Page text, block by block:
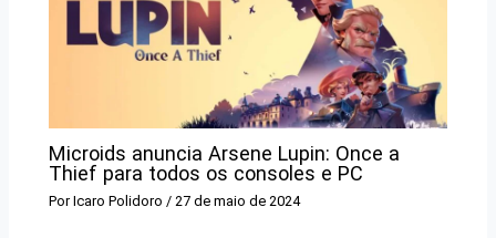
Microids anuncia Arsene Lupin: Once a
Thief para todos os consoles e PC
PorIcaro Polidoro / 27 de maio de 2024